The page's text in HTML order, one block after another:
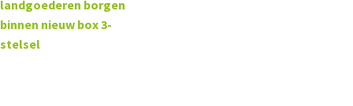
landgoederen borgen
binnen nieuw box 3-
stelsel